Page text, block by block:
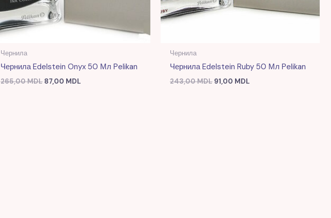
Чернила
Чернила Edelstein Onyx 50 Мл Pelikan
265,00MDL 87,00 MDL
Чернила
Чернила Edelstein Ruby 50 Мл Pelikan
243,00MDL 91,00 MDL